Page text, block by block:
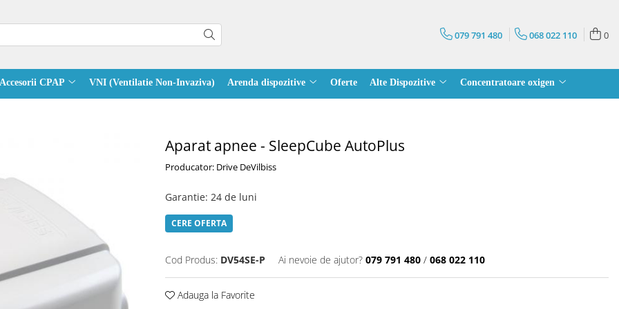
079 791 480 068 022 110 0
Accesorii CPAP VNI (Ventilatie Non-Invaziva) Arenda dispozitive Oferte Alte Dispozitive Concentratoare oxigen
Aparat apnee - SleepCube AutoPlus
Producator: Drive DeVilbiss
Garantie: 24 de luni
CERE OFERTA
Cod Produs: DV54SE-P Ai nevoie de ajutor? 079 791 480 / 068 022 110
Adauga la Favorite